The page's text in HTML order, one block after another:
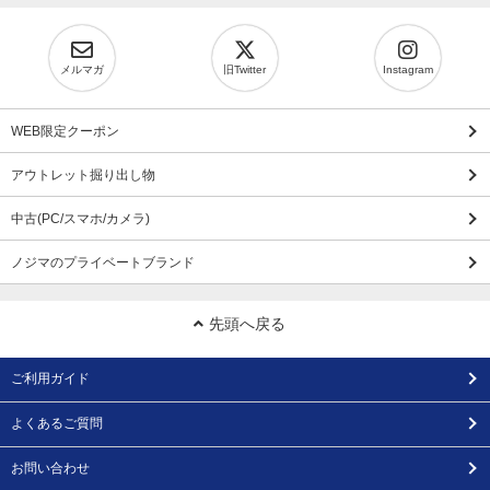
メルマガ 旧Twitter Instagram
WEB限定クーポン
アウトレット掘り出し物
中古(PC/スマホ/カメラ)
ノジマのプライベートブランド
先頭へ戻る
ご利用ガイド
よくあるご質問
お問い合わせ